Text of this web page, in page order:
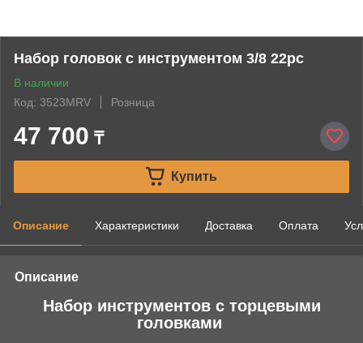
Набор головок с инструментом 3/8 22pc
В наличии
Код: 3523MRV
Розница
47 700 ₸
Купить
Описание Характеристики Доставка Оплата
Описание
Набор инструментов с торцевыми
головками